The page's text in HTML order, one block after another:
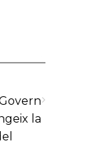
la